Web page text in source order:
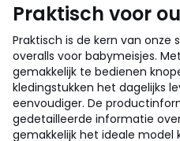
Praktisch voor
Praktisch is de kern van onze
overalls voor babymeisjes.
gemakkelijk te bedienen
kledingstukken het dagelijks
eenvoudiger. De
gedetailleerde informatie
gemakkelijk het ideale model